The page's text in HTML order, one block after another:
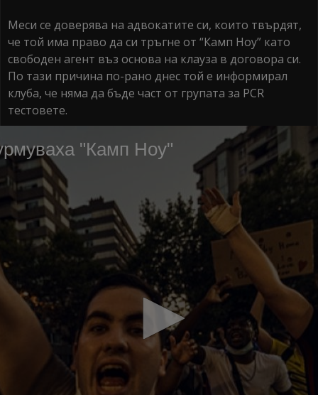
Меси се доверява на адвокатите си, които твърдят,
че той има право да си тръгне от “Камп Ноу” като
свободен агент въз основа на клауза в договора си.
По тази причина по-рано днес той е информирал
клуба, че няма да бъде част от групата за PCR
тестовете.